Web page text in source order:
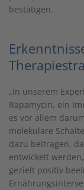
bestätigen.
„In unserem
Rapamycin, ein
es vor allem
molekulare
dazu beitragen,
entwickelt
gezielt positiv